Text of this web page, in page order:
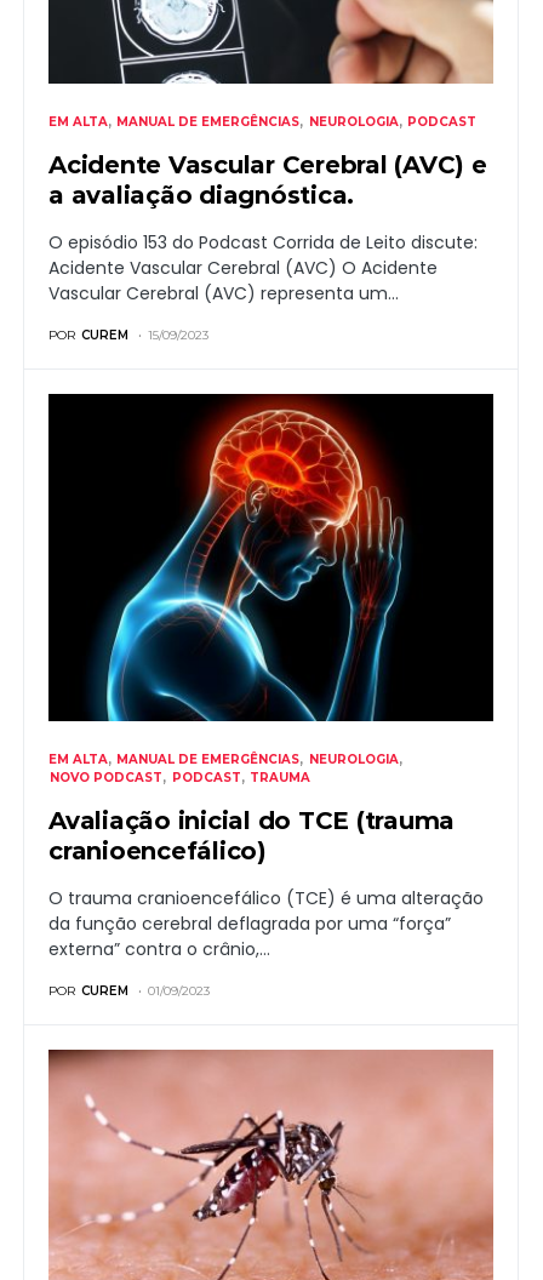
EM ALTA MANUAL DE EMERGÊNCIAS NEUROLOGIA PODCAST
Acidente Vascular Cerebral (AVC) e
a avaliação diagnóstica.
O episódio 153 do Podcast Corrida de Leito discute:
Acidente Vascular Cerebral (AVC) O Acidente
Vascular Cerebral (AVC) representa um…
POR CUREM 15/09/2023
EM ALTA MANUAL DE EMERGÊNCIAS
NEUROLOGIA
NOVO PODCAST
PODCAST TRAUMA
Avaliação inicial do TCE (trauma
cranioencefálico)
O trauma cranioencefálico (TCE) é uma alteração
da função cerebral deflagrada por uma “força”
externa” contra o crânio,…
POR CUREM 01/09/2023